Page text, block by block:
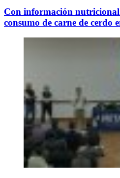
Con información
consumo de carne de cerdo